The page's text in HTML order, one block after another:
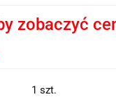
zobaczyć
1 szt.